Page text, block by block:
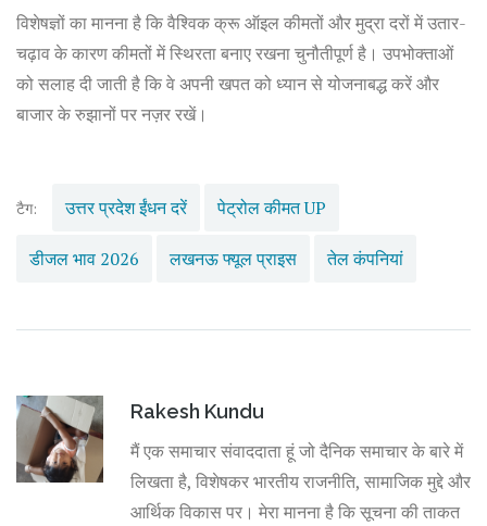
विशेषज्ञों का मानना है कि वैश्विक क्रू ऑइल कीमतों और मुद्रा दरों में उतार-
चढ़ाव के कारण कीमतों में स्थिरता बनाए रखना चुनौतीपूर्ण है। उपभोक्ताओं
को सलाह दी जाती है कि वे अपनी खपत को ध्यान से योजनाबद्ध करें और
बाजार के रुझानों पर नज़र रखें।
टैग: उत्तर प्रदेश ईंधन दरें पेट्रोल कीमत UP
डीजल भाव 2026 लखनऊ फ्यूल प्राइस तेल कंपनियां
Rakesh Kundu
मैं एक समाचार संवाददाता हूं जो दैनिक समाचार के बारे में
लिखता है, विशेषकर भारतीय राजनीति, सामाजिक मुद्दे और
आर्थिक विकास पर। मेरा मानना है कि सूचना की ताकत